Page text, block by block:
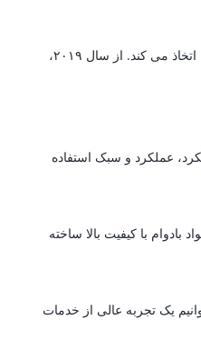
گرین لاین یک برند پیشرو در تولید لوازم جانبی است که مجهز به سیستم تولید پیشرفته با تکنولوژی است که جزئیات پیچیده را با پایه ای قوی برای ارتقای مفاهیم و ایده ها در مدل های محصول اتخاذ می کند. از سال ۲۰۱۹،
عملکرد و سبک استفاده
با کیفیت بالا ساخته
یک تجربه عالی از خدمات